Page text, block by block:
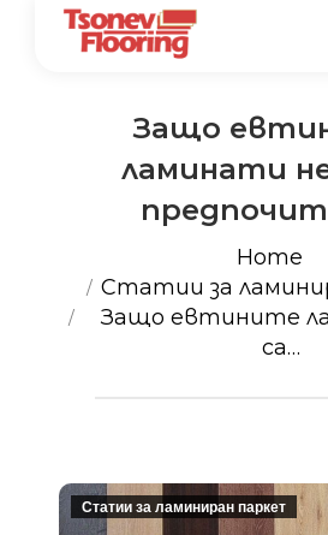
Защо
ламинати
Home
Статии за
Защо евтините
са…
Статии за ламиниран паркет